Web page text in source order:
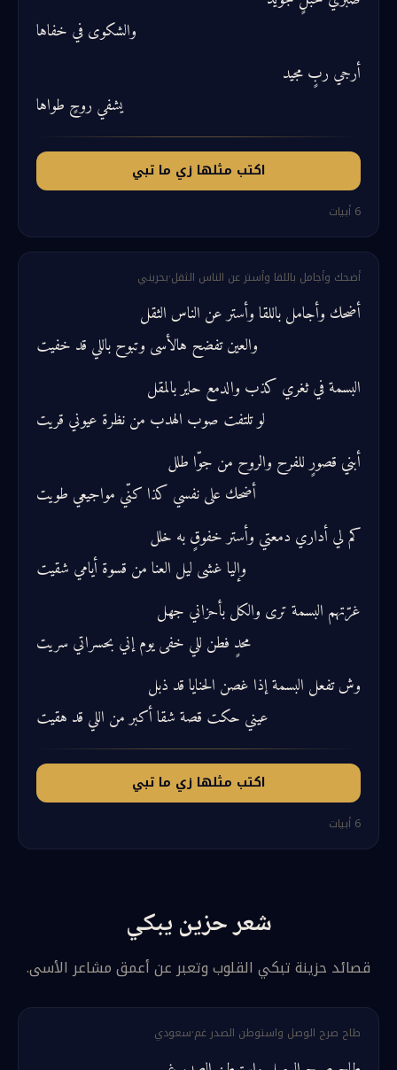
والشكوى في خفاها
أرجي ربٍ مجيد
يشفي روحٍ طواها
اكتب مثلها زي ما تبي
6 أبيات
أضحك وأجامل باللقا وأستر عن الناس الثقل·بحريني
أضحك وأجامل باللقا وأستر عن الناس الثقل
والعين تفضح هالأسى وتبوح باللي قد خفيت
البسمة في ثغري كذب والدمع حاير بالمقل
لو تلتفت صوب الهدب من نظرة عيوني قريت
أبني قصورٍ للفرح والروح من جوّا طلل
أضحك على نفسي كذا كنّي مواجيعي طويت
كم لي أداري دمعتي وأستر خفوقٍ به خلل
وإليا غشى ليل العنا من قسوة أيامي شقيت
غرّتهم البسمة ترى والكل بأحزاني جهل
محدٍ فطن للي خفى يوم إني بحسراتي سريت
وش تفعل البسمة إذا غصن الحنايا قد ذبل
عيني حكت قصة شقا أكبر من اللي قد هقيت
اكتب مثلها زي ما تبي
6 أبيات
شعر حزين يبكي
قصائد حزينة تبكي القلوب وتعبر عن أعمق مشاعر الأسى.
طاح صرح الوصل واستوطن الصدر غم·سعودي